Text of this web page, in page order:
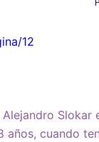
12
años, cuando